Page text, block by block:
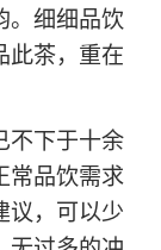
。细细品饮
此茶，重在
不下于十余
常品饮需求
议，可以少